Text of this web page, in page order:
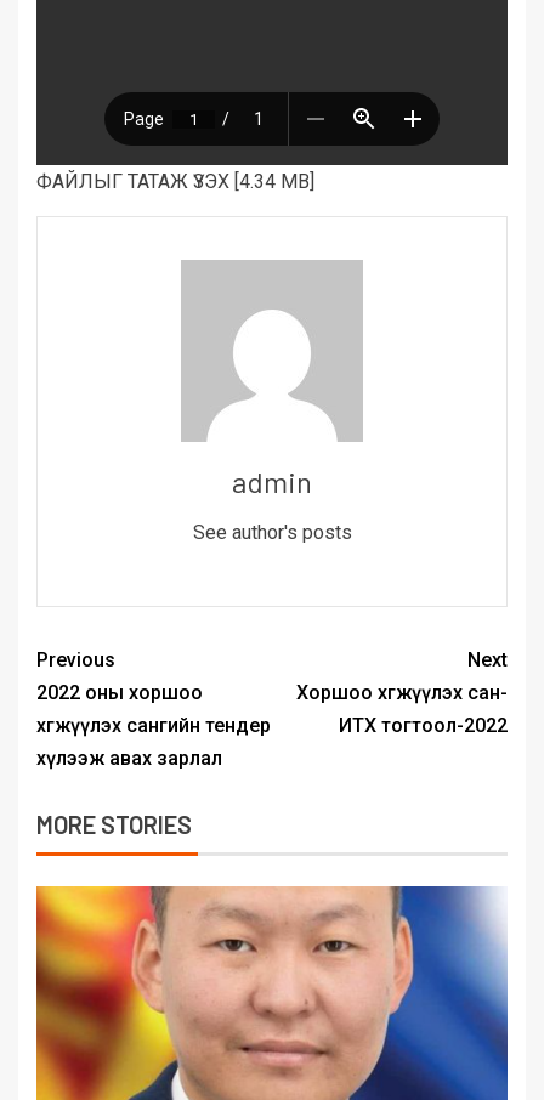
ФАЙЛЫГ ТАТАЖ ҮЗЭХ [4.34 MB]
admin
See author's posts
Previous
2022 оны хоршоо
хөгжүүлэх сангийн тендер
хүлээж авах зарлал
Next
Хоршоо хөгжүүлэх сан-
ИТХ тогтоол-2022
MORE STORIES